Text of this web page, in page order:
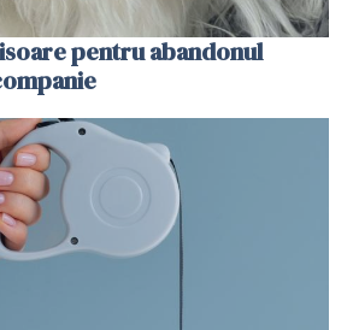
pentru abandonul